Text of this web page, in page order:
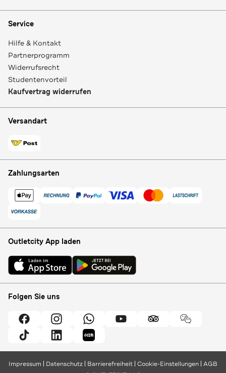
Service
Hilfe & Kontakt
Partnerprogramm
Widerrufsrecht
Studentenvorteil
Kaufvertrag widerrufen
Versandart
Zahlungsarten
Outletcity App laden
Folgen Sie uns
Impressum Datenschutz Barrierefreiheit Cookie-Einstellungen AGB